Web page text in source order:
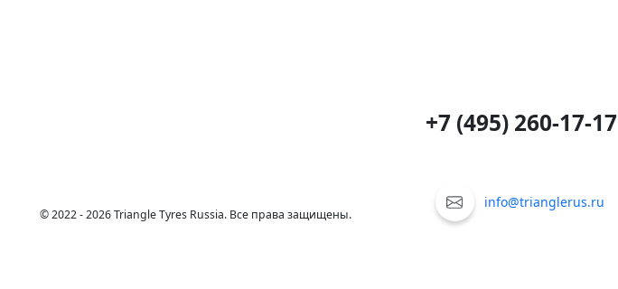
© 2022 - 2026 Triangle Tyres Russia. Все права защищены.
+7 (495) 260-17-17
info@trianglerus.ru